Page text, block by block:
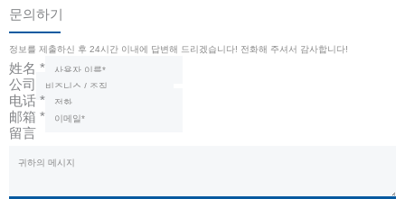
문의하기
정보를 제출하신 후 24시간 이내에 답변해 드리겠습니다! 전화해 주셔서 감사합니다!
姓名 *
公司
电话 *
邮箱 *
留言